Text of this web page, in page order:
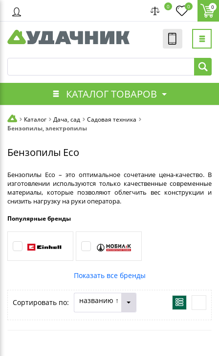
0 0 0
КАТАЛОГ ТОВАРОВ
Каталог Дача, сад
Садовая техника
Бензопилы, электропилы
Бензопилы Eco
Бензопилы Eco – это оптимальное сочетание цена-качество. В
изготовлении используются только качественные современные
материалы, которые позволяют облегчить вес конструкции и
снизить нагрузку на руки оператора.
Популярные бренды
Сортировать по: названию ↑